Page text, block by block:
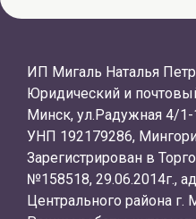
ИП Мигаль Наталья
Юридический и
Минск, ул.Радужная 4/1-
УНП 192179286,
Зарегистрирован в
№158518, 29.06.2014г.,
Центрального района г.